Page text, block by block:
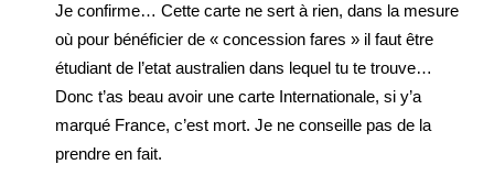
Je confirme… Cette carte ne sert à rien, dans la mesure
où pour bénéficier de « concession fares » il faut être
étudiant de l’etat australien dans lequel tu te trouve…
Donc t’as beau avoir une carte Internationale, si y’a
marqué France, c’est mort. Je ne conseille pas de la
prendre en fait.